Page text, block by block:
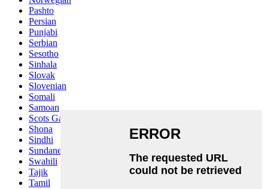
Pashto
Persian
Punjabi
Serbian
Sesotho
Sinhala
Slovak
Slovenian
Somali
Samoan
Scots Gaelic
Shona
Sindhi
Sundanese
Swahili
Tajik
Tamil